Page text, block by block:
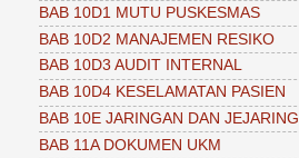
BAB 10D1 MUTU PUSKESMAS
BAB 10D2 MANAJEMEN RESIKO
BAB 10D3 AUDIT INTERNAL
BAB 10D4 KESELAMATAN PASIEN
BAB 10E JARINGAN DAN JEJARING
BAB 11A DOKUMEN UKM